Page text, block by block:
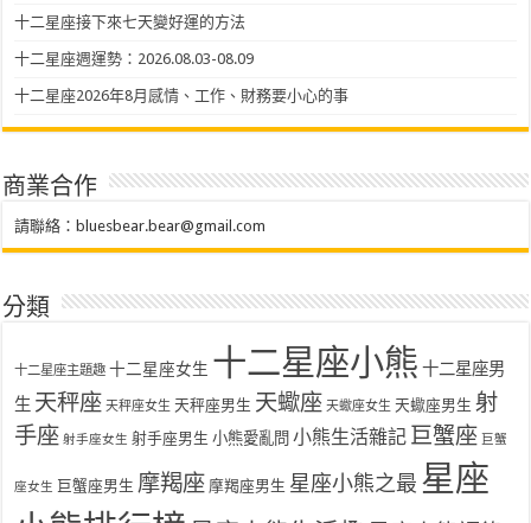
十二星座接下來七天變好運的方法
十二星座週運勢：2026.08.03-08.09
十二星座2026年8月感情、工作、財務要小心的事
商業合作
請聯絡：bluesbear.bear@gmail.com
分類
十二星座主題趣 十二星座女生 十二星座小熊 十二星座男
生 天秤座 天秤座女生 天秤座男生 天蠍座 天蠍座女生 天蠍座男生 射
手座 射手座女生 射手座男生 小熊愛亂問 小熊生活雜記 巨蟹座 巨蟹
座女生 巨蟹座男生 摩羯座 摩羯座男生 星座小熊之最 星座